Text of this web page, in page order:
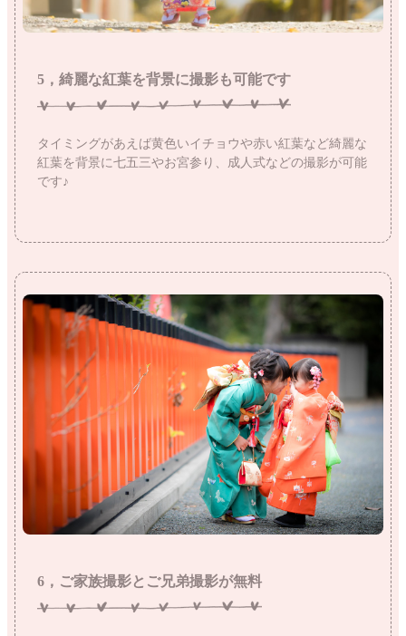
5，綺麗な紅葉を背景に撮影も可能です
タイミングがあえば黄色いイチョウや赤い紅葉など綺麗な
紅葉を背景に七五三やお宮参り、成人式などの撮影が可能
です♪
6，ご家族撮影とご兄弟撮影が無料